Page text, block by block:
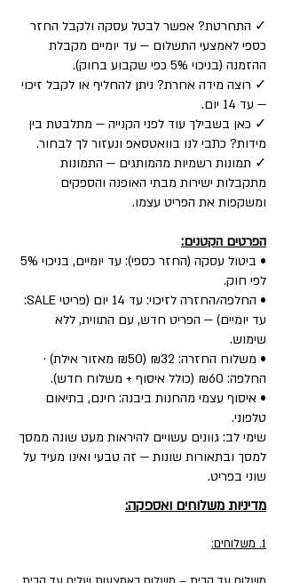
✓ התחרטת? אפשר לבטל עסקה ולקבל החזר
כספי לאמצעי התשלום — עד יומיים מקבלת
ההזמנה (בניכוי 5% כפי שקבוע בחוק).
✓ רוצה מידה אחרת? ניתן להחליף או לקבל זיכוי
— עד 14 יום.
✓ כאן בשבילך עוד לפני הקנייה — מתלבטת בין
מידות? כתבי לנו בוואטסאפ ונעזור לך לבחור.
✓ תמונות רשמיות מהמותגים — התמונות
מתקבלות ישירות מבתי האופנה והספקים
ומשקפות את הפריט עצמו.
הפרטים הקטנים:
• ביטול עסקה (החזר כספי): עד יומיים, בניכוי 5%
לפי חוק.
• החלפה/החזרה לזיכוי: עד 14 יום (פריטי SALE:
עד יומיים) — הפריט חדש, עם התווית, ללא
שימוש.
• משלוח החזרה: ₪32 (₪50 מאזור אילת) ·
החלפה: ₪60 (כולל איסוף + משלוח חדש).
• איסוף עצמי מהחנות ביבנה: חינם, בתיאום
טלפוני.
שימי לב: גוונים עשויים להיראות מעט שונה ממסך
למסך ובתאורות שונות — זה טבעי ואינו מעיד על
שוני בפריט.
מדיניות משלוחים ואספקה:
1. משלוחים: